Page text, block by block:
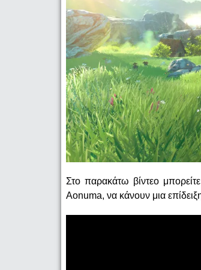
Στο παρακάτω βίντεο
Aonuma, να κάνουν μια επίδειξη